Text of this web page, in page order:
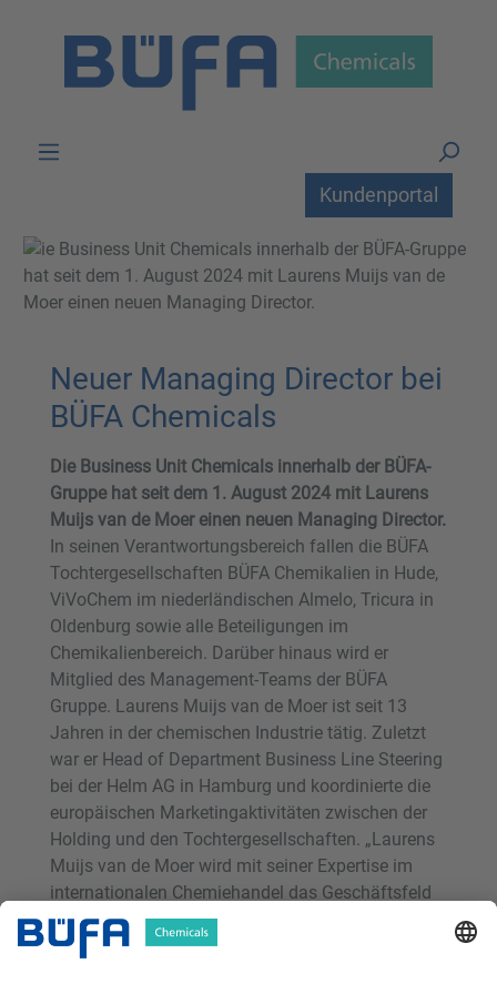
Kundenportal
Neuer Managing Director bei
BÜFA Chemicals
Die Business Unit Chemicals innerhalb der BÜFA-
Gruppe hat seit dem 1. August 2024 mit Laurens
Muijs van de Moer einen neuen Managing Director.
In seinen Verantwortungsbereich fallen die BÜFA
Tochtergesellschaften BÜFA Chemikalien in Hude,
ViVoChem im niederländischen Almelo, Tricura in
Oldenburg sowie alle Beteiligungen im
Chemikalienbereich. Darüber hinaus wird er
Mitglied des Management-Teams der BÜFA
Gruppe. Laurens Muijs van de Moer ist seit 13
Jahren in der chemischen Industrie tätig. Zuletzt
war er Head of Department Business Line Steering
bei der Helm AG in Hamburg und koordinierte die
europäischen Marketingaktivitäten zwischen der
Holding und den Tochtergesellschaften. „Laurens
Muijs van de Moer wird mit seiner Expertise im
internationalen Chemiehandel das Geschäftsfeld
Chemicals bei BÜFA weiter entwickeln und die
bisherigen Marktaktivitäten ausbauen. Wir planen,